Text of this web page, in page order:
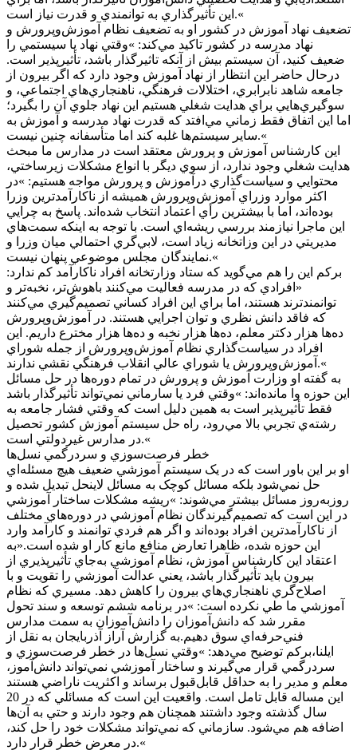
اين تأثيرگذاري به توانمندي و قدرت نياز است.«
تضعيف نهاد آموزش در کشور او به تضعيف نظام آموزش‌وپرورش و
نهاد مدرسه در کشور تاکيد مي‌کند: »وقتي نهاد يا سيستمي را
ضعيف کنيد، آن سيستم بيش از آنکه تاثيرگذار باشد، تأثيرپذير است.
درحال حاضر اين انتظار از نهاد آموزش وجود دارد که اگر بيرون از
جامعه شاهد نابرابري، اختلالات فرهنگي، ناهنجاري‌هاي اجتماعي، و
سوگيري‌هايي براي هدايت شغلي هستيم اين نهاد جلوي آن را بگيرد؛
اما اين اتفاق فقط زماني مي‌افتد که قدرت نهاد مدرسه و آموزش به
ساير سيستم‌ها غلبه کند اما متأسفانه چنين نيست.«
اين کارشناس آموزش و پرورش معتقد است در مدارس ما مبحث
هدايت شغلي وجود ندارد، از سوي ديگر با انواع مشکلات زيرساختي،
محتوايي و سياست‌گذاري درآموزش و پرورش مواجه هستيم: »در
اکثر موارد وزراي آموزش‌وپرورش هميشه از ناکارآمدترين وزرا
بوده‌اند، اما با بيشترين رأي اعتماد انتخاب شده‌اند. پاسخ به چرايي
اين ماجرا نيازمند بررسي ريشه‌اي است. با توجه به اينکه سمت‌هاي
مديريتي در اين وزاتخانه زياد است، لابي‌گري احتمالي ميان وزرا و
نمايندگان مجلس موضوعي پنهان نيست.«
برکم اين را هم مي‌گويد که ستاد وزارتخانه افراد ناکارآمد کم ندارد:
«افرادي که در مدرسه فعاليت مي‌کنند باهوش‌تر، نخبه‌تر و
توانمندترند هستند، اما براي اين افراد کساني تصميم‌گيري مي‌کنند
که فاقد دانش نظري و توان اجرايي هستند. در آموزش‌وپرورش
ده‌ها هزار دکتر معلم، ده‌ها هزار نخبه و ده‌ها هزار مخترع داريم. اين
افراد در سياست‌گذاري نظام آموزش‌وپرورش از جمله شوراي
آموزش‌وپرورش يا شوراي عالي انقلاب فرهنگي نقشي ندارند.«
به گفته او وزارت آموزش و پرورش در تمام دوره‌ها در حل مسائل
اين حوزه وا مانده‌اند: »وقتي فرد يا سارماني نمي‌تواند تأثيرگذار باشد
فقط تأثيرپذير است به همين دليل است که وقتي فشار جامعه به
رشته‌ي تجربي بالا مي‌رود، راه حل سيستم آموزش کشور تحصيل
در مدارس غيردولتي است.«
خطر فرصت‌سوزي و سردرگمي نسل‌ها
او بر اين باور است که در يک سيستم آموزشي ضعيف هيچ مسئله‌اي
حل نمي‌شود بلکه مسائل کوچک به مسائل لاينحل تبديل شده و
روزبه‌روز مسائل بيشتر مي‌شوند: »ريشه مشکلات ساختار آموزشي
در اين است که تصميم‌گيرندگان نظام آموزشي در دوره‌هاي مختلف
از ناکارآمدترين افراد بوده‌اند و اگر هم فردي توانمند و کارآمد وارد
اين حوزه شده، ظاهرا تعارض منافع مانع کار او شده است.«به
اعتقاد اين کارشناس آموزش، نظام آموزشي به‌جاي تأثيرپذيري از
بيرون بايد تأثيرگذار باشد، يعني عدالت آموزشي را تقويت و با
اصلاح‌گري ناهنجاري‌هاي بيرون را کاهش دهد. مسيري که نظام
آموزشي ما طي نکرده است: »در برنامه ششم توسعه و سند تحول
مقرر شد که دانش‌آموزان را دانش‌آموزان به سمت مدارس
فني‌حرفه‌اي سوق دهيم.به گزارش آراز آذربايجان به نقل از
ايلنا،برکم توضيح مي‌دهد: »وقتي نسل‌ها در خطر فرصت‌سوزي و
سردرگمي قرار مي‌گيرند و ساختار آموزشي نمي‌تواند دانش‌آموز،
معلم و مدير را به حداقل قابل‌قبول برساند و اکثريت ناراضي هستند
اين مساله قابل تامل است. واقعيت اين است که مسائلي که در 20
سال گذشته وجود داشتند همچنان هم وجود دارند و حتي به آن‌ها
اضافه هم مي‌شود. سازماني که نمي‌تواند مشکلات خود را حل کند،
در معرض خطر قرار دارد.«